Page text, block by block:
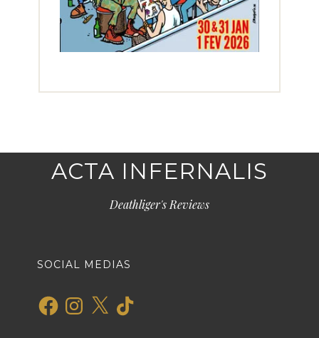
ACTA INFERNALIS
Deathliger's Reviews
SOCIAL MEDIAS
FacebookInstagram
X TikTok